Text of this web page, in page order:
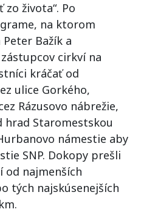
života“. Po
na ktorom
Bažík a
cirkví na
kráčať od
ulice Gorkého,
Rázusovo nábrežie,
hrad Staromestskou
námestie aby
SNP. Dokopy prešli
od najmenších
tých najskúsenejších